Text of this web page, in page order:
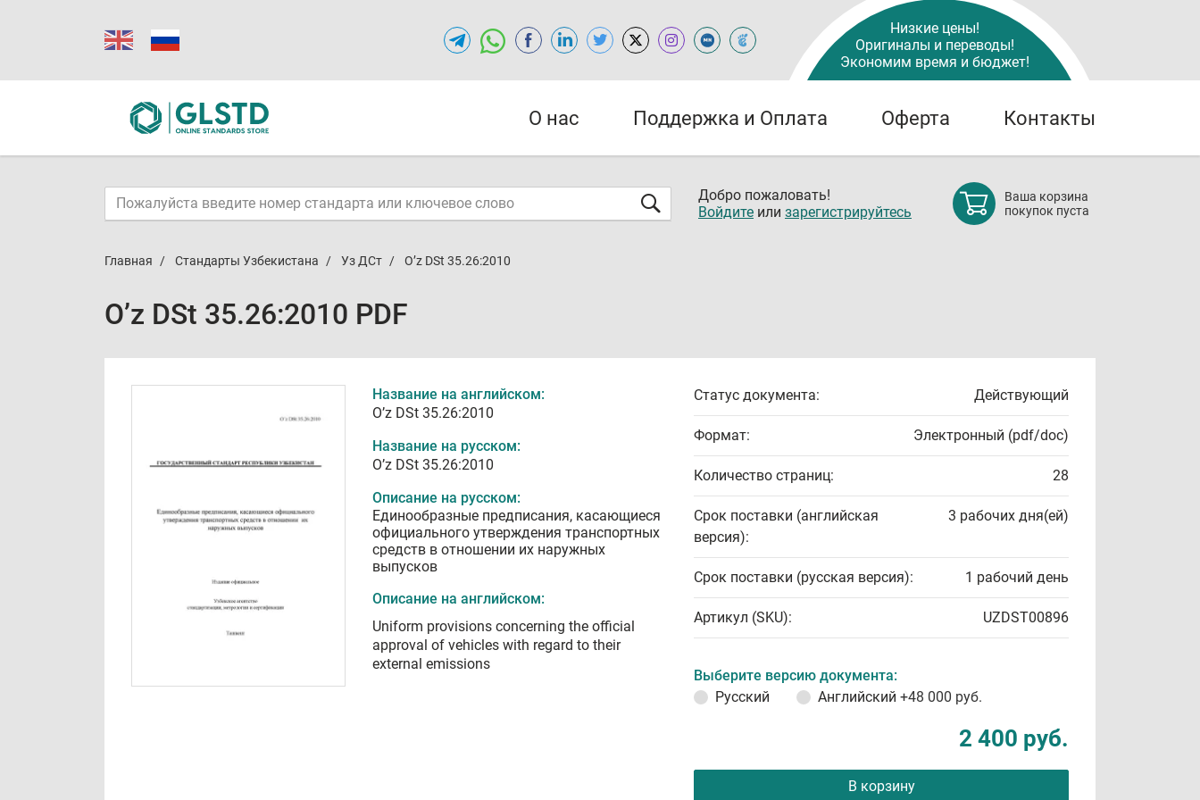
Низкие цены!
Оригиналы и переводы!
Экономим время и бюджет!
О нас Поддержка и Оплата Оферта Контакты
Добро пожаловать!
Войдите или зарегистрируйтесь
Ваша корзина
покупок пуста
Главная Стандарты Узбекистана Уз ДСт O’z DSt 35.26:2010
O’z DSt 35.26:2010 PDF
Название на английском:
O’z DSt 35.26:2010
Название на русском:
O’z DSt 35.26:2010
Описание на русском:
Единообразные предписания, касающиеся
официального утверждения транспортных
средств в отношении их наружных
выпусков
Описание на английском:
Uniform provisions concerning the official
approval of vehicles with regard to their
external emissions
Статус документа: Действующий
Формат: Электронный (pdf/doc)
Количество страниц: 28
Срок поставки (английская
версия):
3 рабочих дня(ей)
Срок поставки (русская версия): 1 рабочий день
Артикул (SKU): UZDST00896
Выберите версию документа:
Русский
Английский +48 000 руб.
2 400 руб.
В корзину